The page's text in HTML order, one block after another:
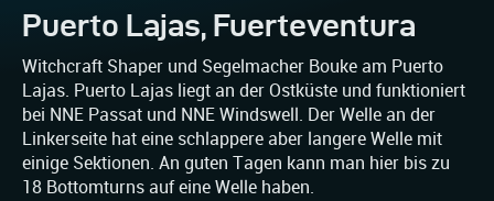
Puerto Lajas, Fuerteventura
Witchcraft Shaper und Segelmacher Bouke am Puerto
Lajas. Puerto Lajas liegt an der Ostküste und funktioniert
bei NNE Passat und NNE Windswell. Der Welle an der
Linkerseite hat eine schlappere aber langere Welle mit
einige Sektionen. An guten Tagen kann man hier bis zu
18 Bottomturns auf eine Welle haben.